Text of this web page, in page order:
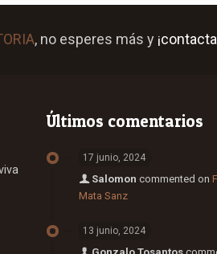
, no esperes más y
Últimos comentarios
17 junio, 2024
Salomon commented on
Mata Sanz
13 junio, 2024